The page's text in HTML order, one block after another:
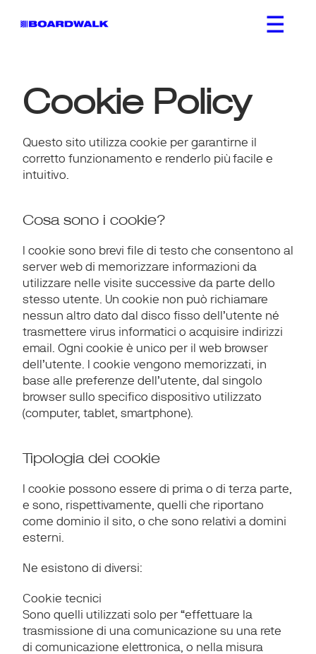
Cookie Policy
Questo sito utilizza cookie per garantirne il
corretto funzionamento e renderlo più facile e
intuitivo.
Cosa sono i cookie?
I cookie sono brevi file di testo che consentono al
server web di memorizzare informazioni da
utilizzare nelle visite successive da parte dello
stesso utente. Un cookie non può richiamare
nessun altro dato dal disco fisso dell’utente né
trasmettere virus informatici o acquisire indirizzi
email. Ogni cookie è unico per il web browser
dell’utente. I cookie vengono memorizzati, in
base alle preferenze dell’utente, dal singolo
browser sullo specifico dispositivo utilizzato
(computer, tablet, smartphone).
Tipologia dei cookie
I cookie possono essere di prima o di terza parte,
e sono, rispettivamente, quelli che riportano
come dominio il sito, o che sono relativi a domini
esterni.
Ne esistono di diversi:
Cookie tecnici
Sono quelli utilizzati solo per “effettuare la
trasmissione di una comunicazione su una rete
di comunicazione elettronica, o nella misura